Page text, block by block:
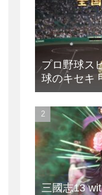
プロ野球ス
球のキセキ
方法
三國志13